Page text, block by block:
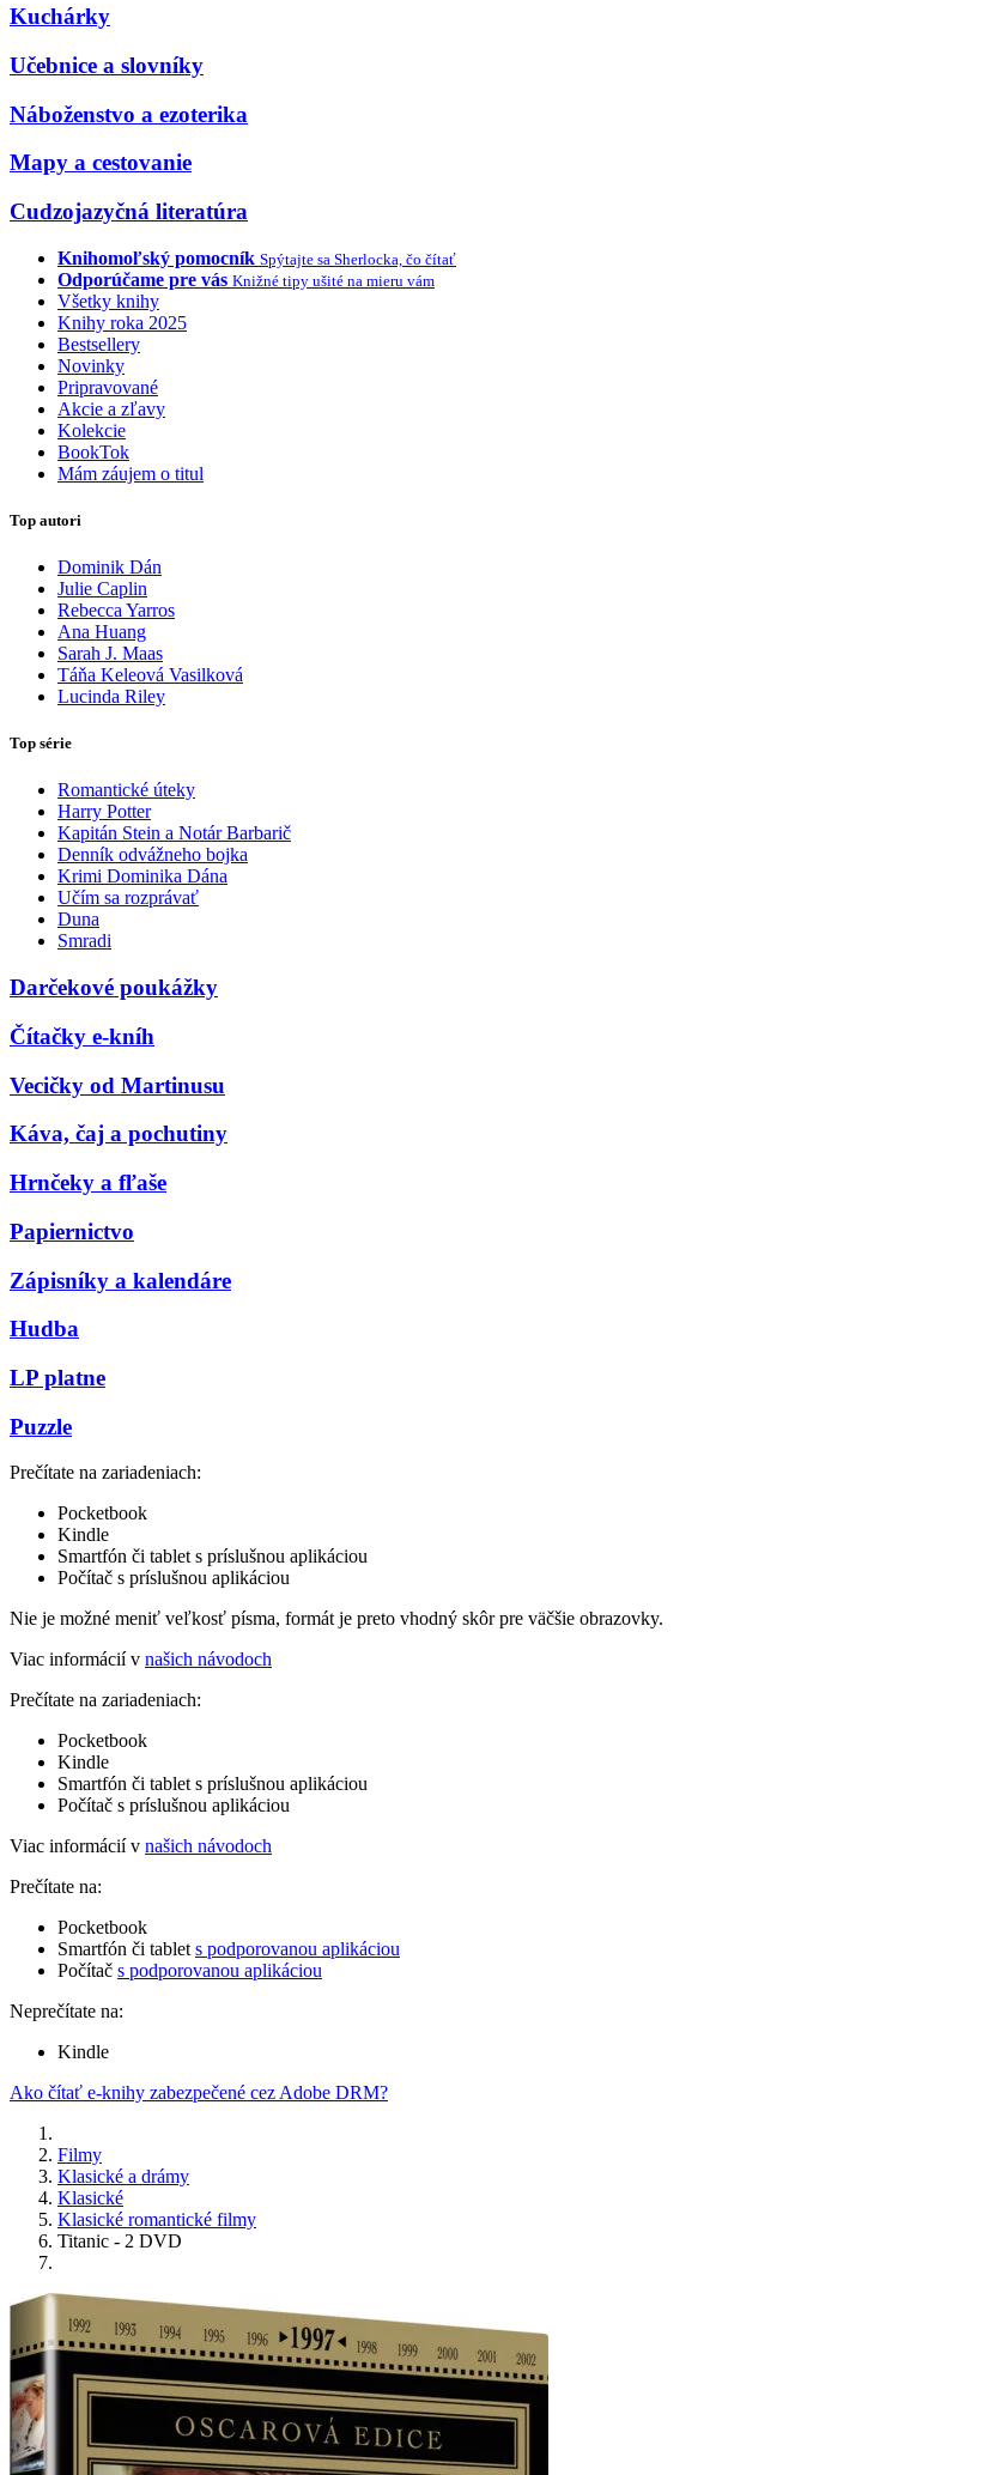
Kuchárky
Učebnice a slovníky
Náboženstvo a ezoterika
Mapy a cestovanie
Cudzojazyčná literatúra
Knihomoľský pomocník Spýtajte sa Sherlocka, čo čítať
Odporúčame pre vás Knižné tipy ušité na mieru vám
Všetky knihy
Knihy roka 2025
Bestsellery
Novinky
Pripravované
Akcie a zľavy
Kolekcie
BookTok
Mám záujem o titul
Top autori
Dominik Dán
Julie Caplin
Rebecca Yarros
Ana Huang
Sarah J. Maas
Táňa Keleová Vasilková
Lucinda Riley
Top série
Romantické úteky
Harry Potter
Kapitán Stein a Notár Barbarič
Denník odvážneho bojka
Krimi Dominika Dána
Učím sa rozprávať
Duna
Smradi
Darčekové poukážky
Čítačky e-kníh
Vecičky od Martinusu
Káva, čaj a pochutiny
Hrnčeky a fľaše
Papiernictvo
Zápisníky a kalendáre
Hudba
LP platne
Puzzle
Prečítate na zariadeniach:
Pocketbook
Kindle
Smartfón či tablet s príslušnou aplikáciou
Počítač s príslušnou aplikáciou
Nie je možné meniť veľkosť písma, formát je preto vhodný skôr pre väčšie obrazovky.
Viac informácií v našich návodoch
Prečítate na zariadeniach:
Pocketbook
Kindle
Smartfón či tablet s príslušnou aplikáciou
Počítač s príslušnou aplikáciou
Viac informácií v našich návodoch
Prečítate na:
Pocketbook
Smartfón či tablet s podporovanou aplikáciou
Počítač s podporovanou aplikáciou
Neprečítate na:
Kindle
Ako čítať e-knihy zabezpečené cez Adobe DRM?
Filmy
Klasické a drámy
Klasické
Klasické romantické filmy
Titanic - 2 DVD